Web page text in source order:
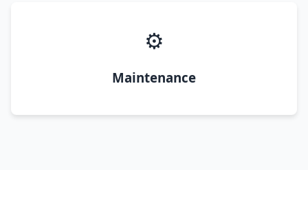
⚙️
Maintenance